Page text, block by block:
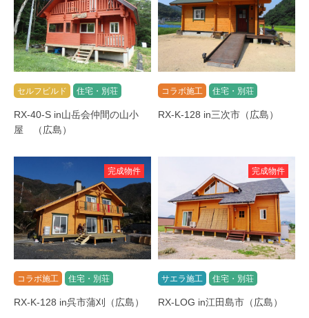
セルフビルド 住宅・別荘
RX-40-S in山岳会仲間の山小
屋 （広島）
コラボ施工 住宅・別荘
RX-K-128 in三次市（広島）
完成物件
コラボ施工 住宅・別荘
RX-K-128 in呉市蒲刈（広島）
完成物件
サエラ施工 住宅・別荘
RX-LOG in江田島市（広島）